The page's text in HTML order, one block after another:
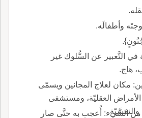
وأطفالَه.
في التَّعبير عن السُّلوك غير
هاج.
مكان لعلاج المجانين ويسمّى
العقليّة، ومستشفى
والنفسيّة.
الشَّيء: أُعجب به حتَّى صار